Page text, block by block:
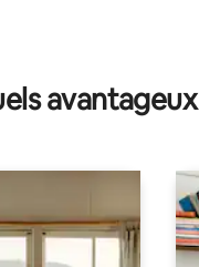
avantageux